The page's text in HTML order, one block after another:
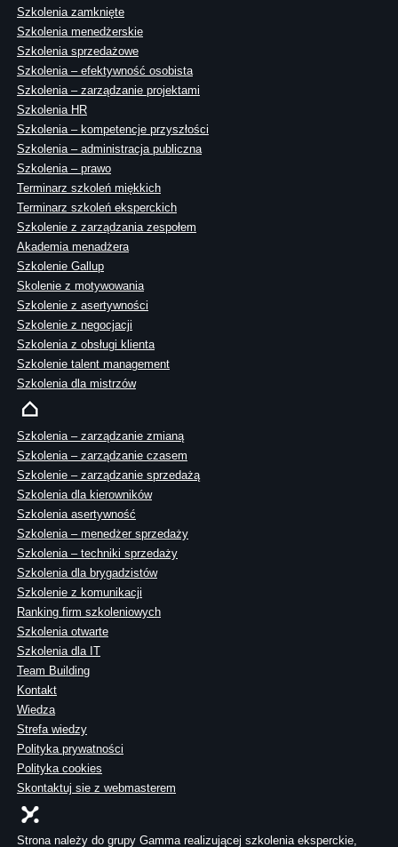
Szkolenia zamknięte
Szkolenia menedżerskie
Szkolenia sprzedażowe
Szkolenia – efektywność osobista
Szkolenia – zarządzanie projektami
Szkolenia HR
Szkolenia – kompetencje przyszłości
Szkolenia – administracja publiczna
Szkolenia – prawo
Terminarz szkoleń miękkich
Terminarz szkoleń eksperckich
Szkolenie z zarządzania zespołem
Akademia menadżera
Szkolenie Gallup
Skolenie z motywowania
Szkolenie z asertywności
Szkolenie z negocjacji
Szkolenia z obsługi klienta
Szkolenie talent management
Szkolenia dla mistrzów
Szkolenia – zarządzanie zmianą
Szkolenia – zarządzanie czasem
Szkolenie – zarządzanie sprzedażą
Szkolenia dla kierowników
Szkolenia asertywność
Szkolenia – menedżer sprzedaży
Szkolenia – techniki sprzedaży
Szkolenia dla brygadzistów
Szkolenie z komunikacji
Ranking firm szkoleniowych
Szkolenia otwarte
Szkolenia dla IT
Team Building
Kontakt
Wiedza
Strefa wiedzy
Polityka prywatności
Polityka cookies
Skontaktuj sie z webmasterem
Strona należy do grupy Gamma realizującej szkolenia eksperckie,